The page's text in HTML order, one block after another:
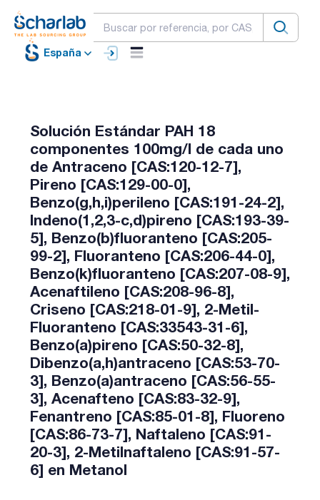
España
Solución Estándar PAH 18
componentes 100mg/l de cada uno
de Antraceno [CAS:120-12-7],
Pireno [CAS:129-00-0],
Benzo(g,h,i)perileno [CAS:191-24-2],
Indeno(1,2,3-c,d)pireno [CAS:193-39-
5], Benzo(b)fluoranteno [CAS:205-
99-2], Fluoranteno [CAS:206-44-0],
Benzo(k)fluoranteno [CAS:207-08-9],
Acenaftileno [CAS:208-96-8],
Criseno [CAS:218-01-9], 2-Metil-
Fluoranteno [CAS:33543-31-6],
Benzo(a)pireno [CAS:50-32-8],
Dibenzo(a,h)antraceno [CAS:53-70-
3], Benzo(a)antraceno [CAS:56-55-
3], Acenafteno [CAS:83-32-9],
Fenantreno [CAS:85-01-8], Fluoreno
[CAS:86-73-7], Naftaleno [CAS:91-
20-3], 2-Metilnaftaleno [CAS:91-57-
6] en Metanol